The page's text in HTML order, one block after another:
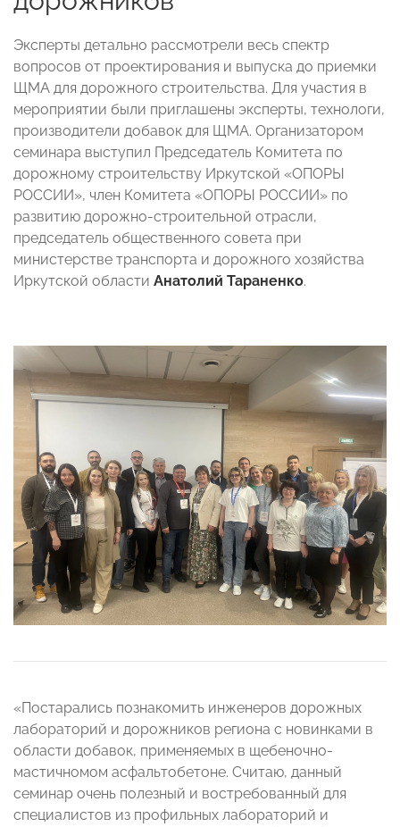
Эксперты детально рассмотрели весь спектр
вопросов от проектирования и выпуска до приемки
ЩМА для дорожного строительства. Для участия в
мероприятии были приглашены эксперты, технологи,
производители добавок для ЩМА. Организатором
семинара выступил Председатель Комитета по
дорожному строительству Иркутской «ОПОРЫ
РОССИИ», член Комитета «ОПОРЫ РОССИИ» по
развитию дорожно-строительной отрасли,
председатель общественного совета при
министерстве транспорта и дорожного хозяйства
Иркутской области Анатолий Тараненко.
«Постарались познакомить инженеров дорожных
лабораторий и дорожников региона с новинками в
области добавок, применяемых в щебеночно-
мастичномом асфальтобетоне. Считаю, данный
семинар очень полезный и востребованный для
специалистов из профильных лабораторий и